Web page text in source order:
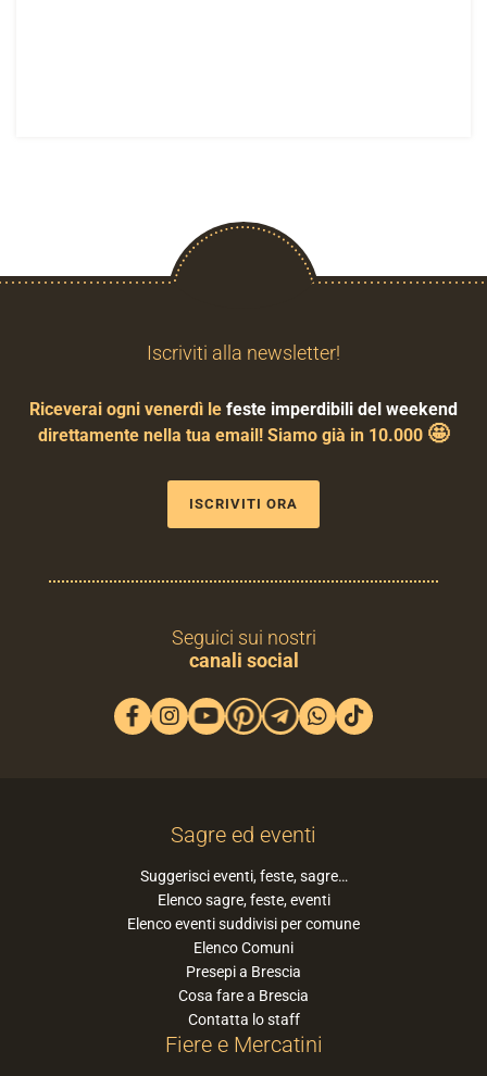
Iscriviti alla newsletter!
Riceverai ogni venerdì le feste imperdibili del weekend
direttamente nella tua email! Siamo già in 10.000 🤩
ISCRIVITI ORA
Seguici sui nostri
canali social
Sagre ed eventi
Suggerisci eventi, feste, sagre…
Elenco sagre, feste, eventi
Elenco eventi suddivisi per comune
Elenco Comuni
Presepi a Brescia
Cosa fare a Brescia
Contatta lo staff
Fiere e Mercatini